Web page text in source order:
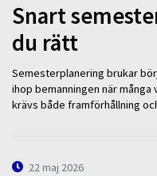
Snart
du rätt
Semesterplanering brukar
ihop bemanningen när
krävs både framförhållning
22 maj 2026